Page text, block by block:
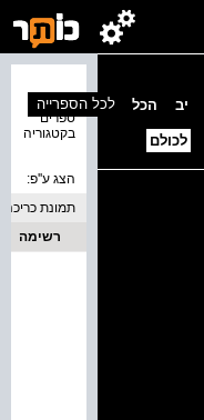
יב הכל
לכולם
ספרים
בקטגוריה
לכל הספרייה
הצג ע''פ:
תמונת כריכה
רשימה